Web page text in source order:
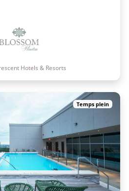
Hotels & Resorts
Temps plein